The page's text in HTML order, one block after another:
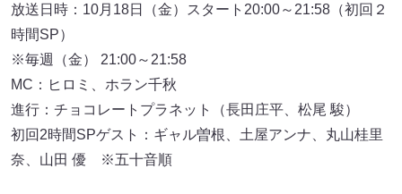
放送日時：10月18日（金）スタート20:00～21:58（初回２
時間SP）
※毎週（金） 21:00～21:58
MC：ヒロミ、ホラン千秋
進行：チョコレートプラネット（長田庄平、松尾 駿）
初回2時間SPゲスト：ギャル曽根、土屋アンナ、丸山桂里
奈、山田 優 ※五十音順